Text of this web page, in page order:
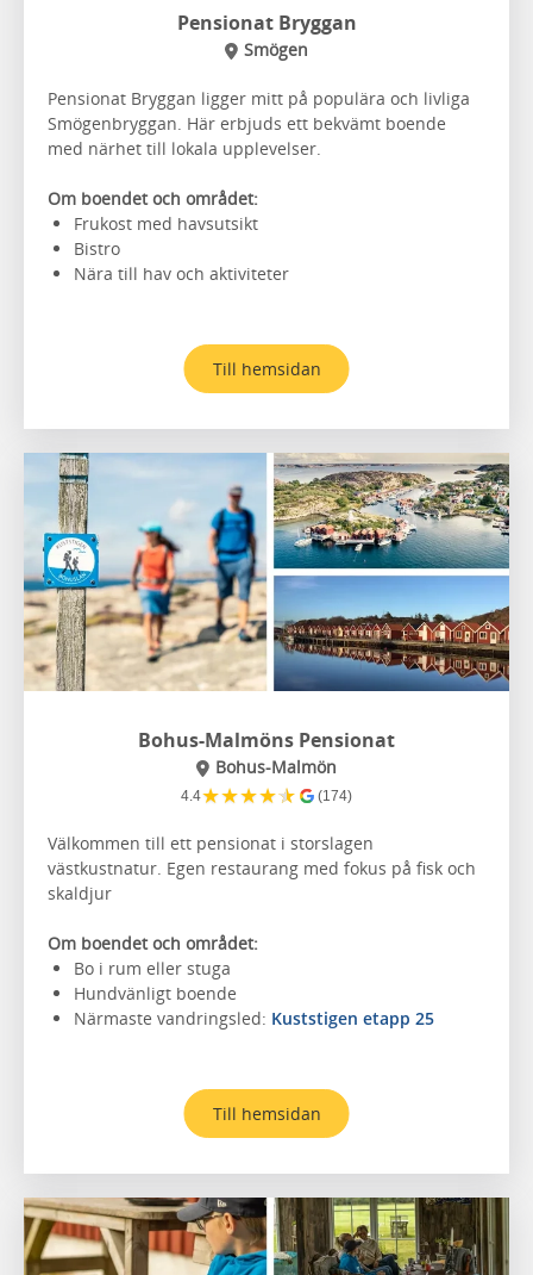
Pensionat Bryggan
Smögen
Pensionat Bryggan ligger mitt på populära och livliga
Smögenbryggan. Här erbjuds ett bekvämt boende
med närhet till lokala upplevelser.
Om boendet och området:
Frukost med havsutsikt
Bistro
Nära till hav och aktiviteter
Till hemsidan
Bohus-Malmöns Pensionat
Bohus-Malmön
4.4★★★★★ (174)
Välkommen till ett pensionat i storslagen
västkustnatur. Egen restaurang med fokus på fisk och
skaldjur
Om boendet och området:
Bo i rum eller stuga
Hundvänligt boende
Närmaste vandringsled: Kuststigen etapp 25
Till hemsidan